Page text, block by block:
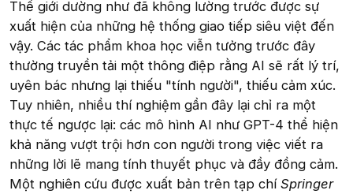
Thế giới dường như đã không lường trước được sự
xuất hiện của những hệ thống giao tiếp siêu việt đến
vậy. Các tác phẩm khoa học viễn tưởng trước đây
thường truyền tải một thông điệp rằng AI sẽ rất lý trí,
uyên bác nhưng lại thiếu "tính người", thiếu cảm xúc.
Tuy nhiên, nhiều thí nghiệm gần đây lại chỉ ra một
thực tế ngược lại: các mô hình AI như GPT-4 thể hiện
khả năng vượt trội hơn con người trong việc viết ra
những lời lẽ mang tính thuyết phục và đầy đồng cảm.
Một nghiên cứu được xuất bản trên tạp chí Springer